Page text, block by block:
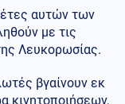
αυτών των
με τις
Λευκορωσίας.
βγαίνουν εκ
κινητοποιήσεων,